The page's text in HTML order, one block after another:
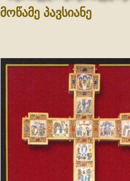
მოწამე პავსიანე